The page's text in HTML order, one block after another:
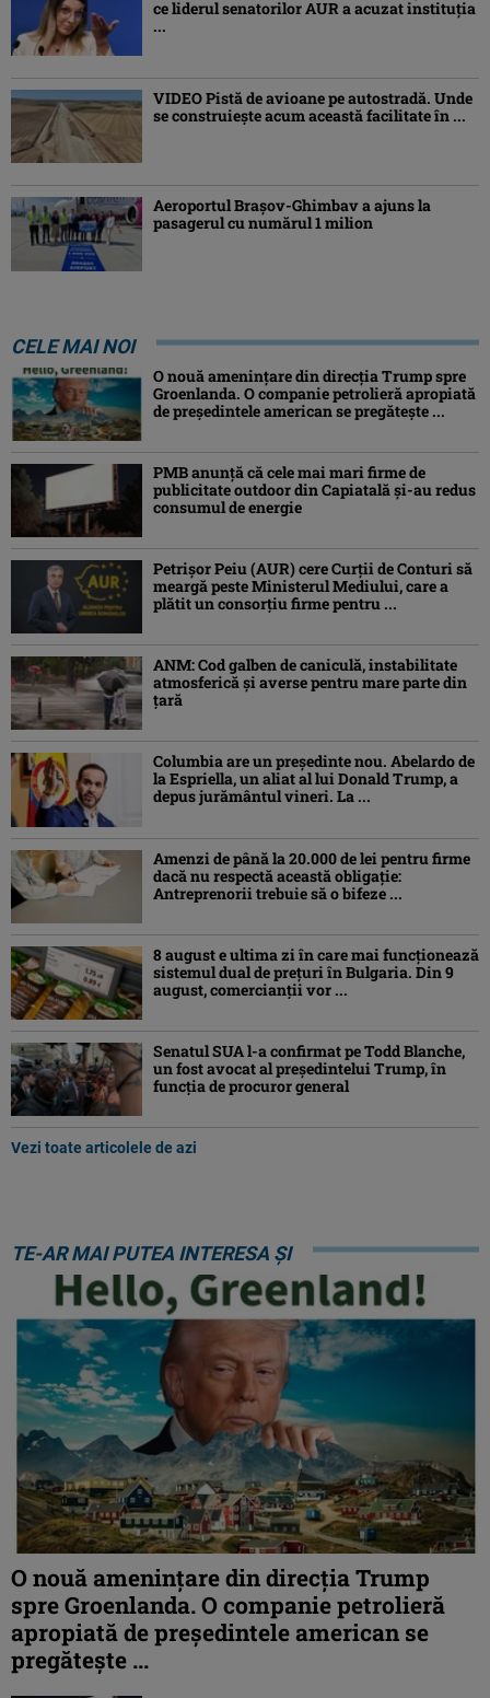
ce liderul senatorilor AUR a acuzat instituția
...
VIDEO Pistă de avioane pe autostradă. Unde
se construiește acum această facilitate în ...
Aeroportul Brașov-Ghimbav a ajuns la
pasagerul cu numărul 1 milion
CELE MAI NOI
O nouă amenințare din direcția Trump spre
Groenlanda. O companie petrolieră apropiată
de președintele american se pregătește ...
PMB anunță că cele mai mari firme de
publicitate outdoor din Capiatală și-au redus
consumul de energie
Petrişor Peiu (AUR) cere Curții de Conturi să
meargă peste Ministerul Mediului, care a
plătit un consorţiu firme pentru ...
ANM: Cod galben de caniculă, instabilitate
atmosferică și averse pentru mare parte din
țară
Columbia are un președinte nou. Abelardo de
la Espriella, un aliat al lui Donald Trump, a
depus jurământul vineri. La ...
Amenzi de până la 20.000 de lei pentru firme
dacă nu respectă această obligație:
Antreprenorii trebuie să o bifeze ...
8 august e ultima zi în care mai funcționează
sistemul dual de prețuri în Bulgaria. Din 9
august, comercianții vor ...
Senatul SUA l-a confirmat pe Todd Blanche,
un fost avocat al președintelui Trump, în
funcția de procuror general
Vezi toate articolele de azi
TE-AR MAI PUTEA INTERESA ȘI
O nouă amenințare din direcția Trump
spre Groenlanda. O companie petrolieră
apropiată de președintele american se
pregătește ...